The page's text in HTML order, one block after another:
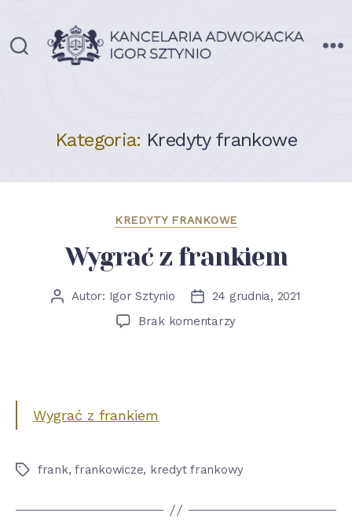
Kategoria: Kredyty frankowe
Kategorie
KREDYTY FRANKOWE
Wygrać z frankiem
AutorAutor: Igor Sztynio
Data
wpisu
24 grudnia, 2021
Brak komentarzydo
Wygrać z frankiem
Tagi frank,frankowicze, kredyt frankowy